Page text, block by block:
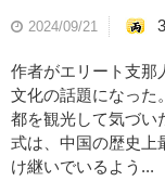
2024/09/21
作者がエリート支那
文化の話題になった
都を観光して気づい
式は、中国の歴史上
け継いでいるよう...